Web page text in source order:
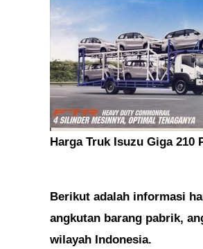
Harga Truk Isuzu Giga 210
Berikut adalah informasi
angkutan barang pabrik,
wilayah Indonesia.